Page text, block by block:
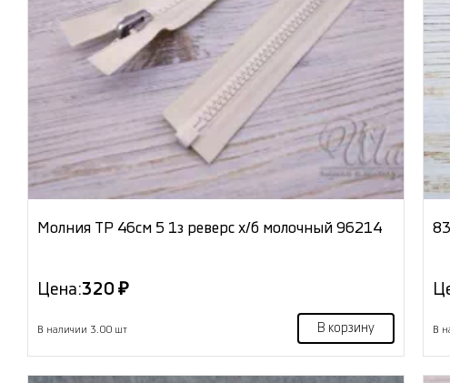
Молния ТР 46см 5 1з реверс х/б молочный 96214
Цена:320 ₽
В наличии 3.00 шт В корзину В